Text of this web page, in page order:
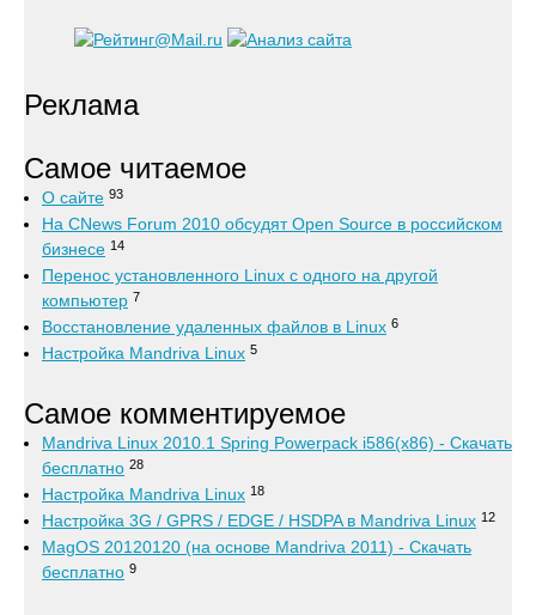
Реклама
Самое читаемое
О сайте 93
На CNews Forum 2010 обсудят Open Source в российском
бизнесе 14
Перенос установленного Linux с одного на другой
компьютер 7
Восстановление удаленных файлов в Linux 6
Настройка Mandriva Linux 5
Самое комментируемое
Mandriva Linux 2010.1 Spring Powerpack i586(x86) - Скачать
бесплатно 28
Настройка Mandriva Linux 18
Настройка 3G / GPRS / EDGE / HSDPA в Mandriva Linux 12
MagOS 20120120 (на основе Mandriva 2011) - Скачать
бесплатно 9